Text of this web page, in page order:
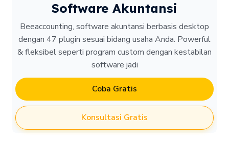
Software Akuntansi
Beeaccounting, software akuntansi berbasis desktop
dengan 47 plugin sesuai bidang usaha Anda. Powerful
& fleksibel seperti program custom dengan kestabilan
software jadi
Coba Gratis
Konsultasi Gratis